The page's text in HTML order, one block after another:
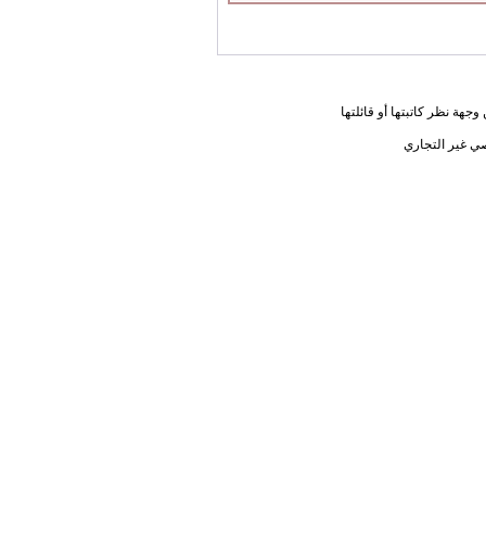
نظر كاتبتها أو قائلتها
غير التجاري